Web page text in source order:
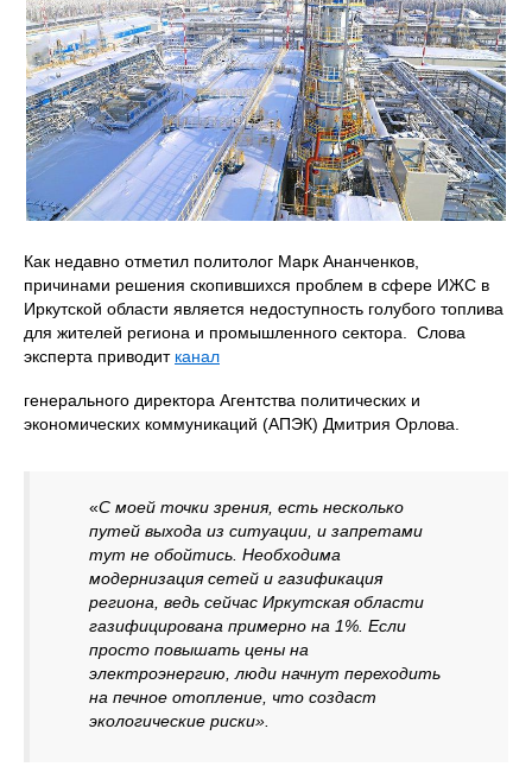
Как недавно отметил политолог Марк Ананченков,
причинами решения скопившихся проблем в сфере ИЖС в
Иркутской области является недоступность голубого топлива
для жителей региона и промышленного сектора. Слова
эксперта приводит канал
генерального директора Агентства политических и
экономических коммуникаций (АПЭК) Дмитрия Орлова.
«С моей точки зрения, есть несколько
путей выхода из ситуации, и запретами
тут не обойтись. Необходима
модернизация сетей и газификация
региона, ведь сейчас Иркутская области
газифицирована примерно на 1%. Если
просто повышать цены на
электроэнергию, люди начнут переходить
на печное отопление, что создаст
экологические риски».